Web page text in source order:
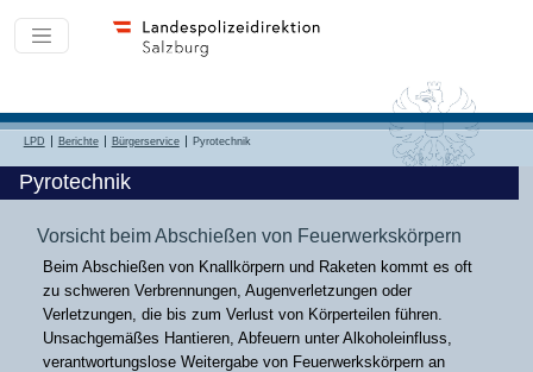
LPD Berichte Bürgerservice Pyrotechnik
Pyrotechnik
Vorsicht beim Abschießen von Feuerwerkskörpern
Beim Abschießen von Knallkörpern und Raketen kommt es oft
zu schweren Verbrennungen, Augenverletzungen oder
Verletzungen, die bis zum Verlust von Körperteilen führen.
Unsachgemäßes Hantieren, Abfeuern unter Alkoholeinfluss,
verantwortungslose Weitergabe von Feuerwerkskörpern an